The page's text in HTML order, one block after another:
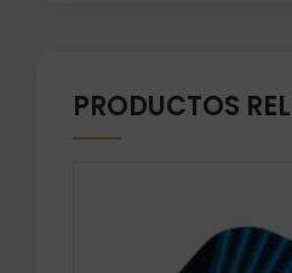
PRODUCTOS